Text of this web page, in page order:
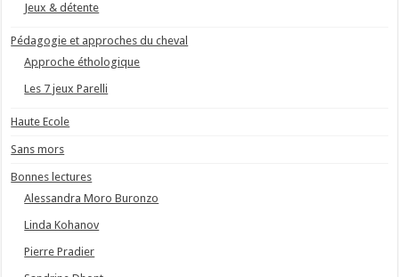
Jeux & détente
Pédagogie et approches du cheval
Approche éthologique
Les 7 jeux Parelli
Haute Ecole
Sans mors
Bonnes lectures
Alessandra Moro Buronzo
Linda Kohanov
Pierre Pradier